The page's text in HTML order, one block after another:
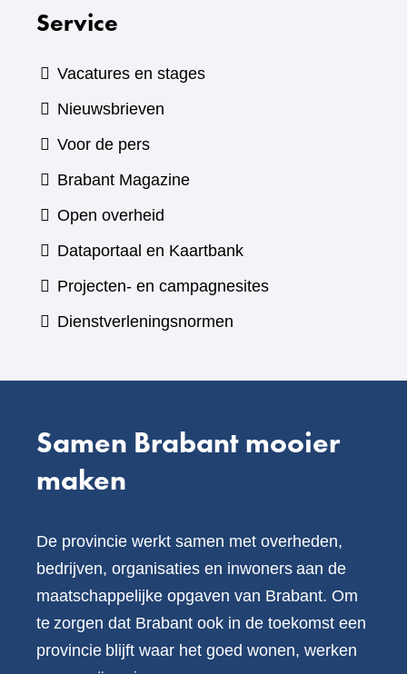
Service
Vacatures en stages
Nieuwsbrieven
Voor de pers
Brabant Magazine(verwijst
andere
website)
Open overheid
Dataportaal en Kaartbank(verwijst
naar
Projecten- en campagnesites
Dienstverleningsnormen
Samen Brabant mooier
maken
De provincie werkt samen met overheden,
bedrijven, organisaties en inwoners aan de
maatschappelijke opgaven van Brabant. Om
te zorgen dat Brabant ook in de toekomst een
provincie blijft waar het goed wonen, werken